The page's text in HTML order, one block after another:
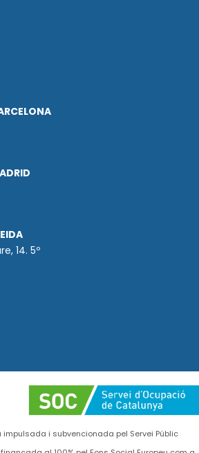
14. 5º
i subvencionada pel Servei Públic